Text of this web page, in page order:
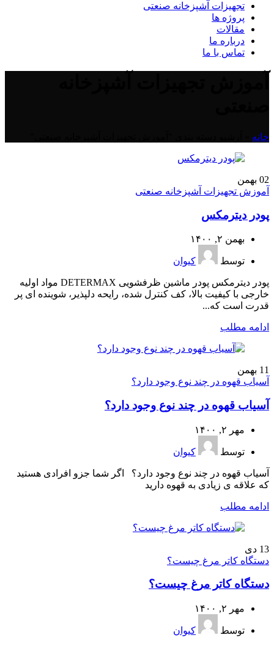
تجهیزات آشپزخانه صنعتی
پروژه ها
مقالات
درباره ما
تماس با ما
خانه
02 بهمن
آموزش تجهیزات آشپزخانه صنعتی
پودر دیترمکس
بهمن ۲, ۱۴۰۰
توسط کیوان
پودر دیترمکس پودر ماشین ظرفشویی DETERMAX مواد اولیه
خارجی با کیفیت بالا، کف کنترل شده، رایحه دلپذیر، شوینده ای پر
قدرت است که...
ادامه مطلب
11 بهمن
آسیاب قهوه در چند نوع وجود دارد؟
آسیاب قهوه در چند نوع وجود دارد؟
مهر ۲, ۱۴۰۰
توسط کیوان
آسیاب قهوه در چند نوع وجود دارد؟ اگر شما جزو افرادی هستید
که علاقه ی زیادی به قهوه دارید
ادامه مطلب
13 دی
دستگاه کاتر مرغ چیست؟
دستگاه کاتر مرغ چیست؟
مهر ۲, ۱۴۰۰
توسط کیوان